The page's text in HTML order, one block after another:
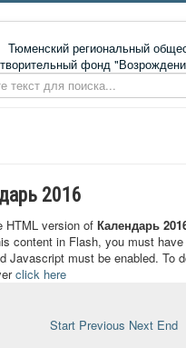
библиотека
Достоевский
2016
HTML version of Календарь
content in Flash, you must
Javascript must be enabled. To
click here
Start Previous Next End